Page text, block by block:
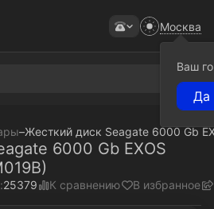
Москва
Ваш
–Жесткий диск Seagate 6000 Gb
6000 Gb EXOS
25379 К сравнению В избранное